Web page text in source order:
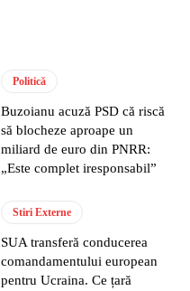
Politică
Buzoianu acuză PSD că riscă
să blocheze aproape un
miliard de euro din PNRR:
„Este complet iresponsabil”
Stiri Externe
SUA transferă conducerea
comandamentului european
pentru Ucraina. Ce țară